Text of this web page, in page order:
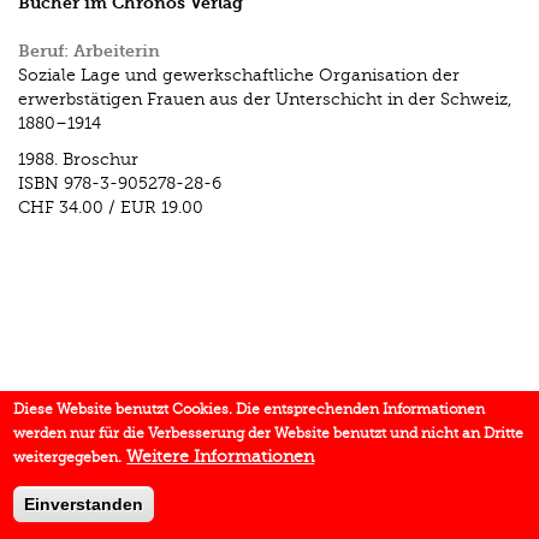
Beruf: Arbeiterin
Soziale Lage und gewerkschaftliche Organisation der
erwerbstätigen Frauen aus der Unterschicht in der Schweiz,
1880–1914
1988. Broschur
ISBN 978-3-905278-28-6
CHF 34.00 / EUR 19.00
Diese Website benutzt Cookies. Die entsprechenden Informationen
werden nur für die Verbesserung der Website benutzt und nicht an Dritte
weitergegeben. Weitere Informationen
Einverstanden